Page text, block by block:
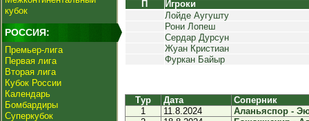
кубок
РОССИЯ:
Премьер-лига
Первая лига
Вторая лига
Кубок России
Календарь
Бомбардиры
Суперкубок
П
Игроки
Лойде Аугушту
Рони Лопеш
Сердар Дурсун
Жуан Кристиан
Фуркан Байыр
Тур Дата
Соперник
1
11.8.2024
Аланьяспор -